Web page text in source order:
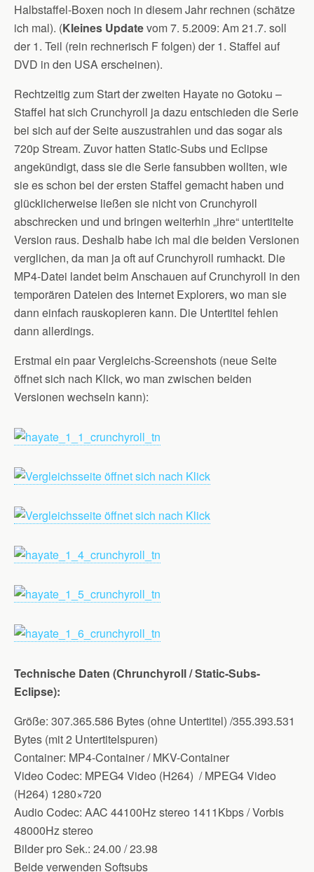
Halbstaffel-Boxen noch in diesem Jahr rechnen (schätze
ich mal). (Kleines Updatevom 7. 5.2009: Am 21.7. soll
der 1. Teil (rein rechnerisch F folgen) der 1. Staffel auf
DVD in den USA erscheinen).
Rechtzeitig zum Start der zweiten Hayate no Gotoku –
Staffel hat sich Crunchyroll ja dazu entschieden die Serie
bei sich auf der Seite auszustrahlen und das sogar als
720p Stream. Zuvor hatten Static-Subs und Eclipse
angekündigt, dass sie die Serie fansubben wollten, wie
sie es schon bei der ersten Staffel gemacht haben und
glücklicherweise ließen sie nicht von Crunchyroll
abschrecken und und bringen weiterhin „ihre“ untertitelte
Version raus. Deshalb habe ich mal die beiden Versionen
verglichen, da man ja oft auf Crunchyroll rumhackt. Die
MP4-Datei landet beim Anschauen auf Crunchyroll in den
temporären Dateien des Internet Explorers, wo man sie
dann einfach rauskopieren kann. Die Untertitel fehlen
dann allerdings.
Erstmal ein paar Vergleichs-Screenshots (neue Seite
öffnet sich nach Klick, wo man zwischen beiden
Versionen wechseln kann):
Technische Daten (Chrunchyroll / Static-Subs-
Eclipse):
Größe: 307.365.586 Bytes (ohne Untertitel) /355.393.531
Bytes (mit 2 Untertitelspuren)
Container: MP4-Container / MKV-Container
Video Codec: MPEG4 Video (H264) / MPEG4 Video
(H264) 1280×720
Audio Codec: AAC 44100Hz stereo 1411Kbps / Vorbis
48000Hz stereo
Bilder pro Sek.: 24.00 / 23.98
Beide verwenden Softsubs